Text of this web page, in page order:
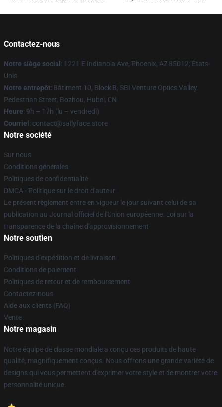
Contactez-nous
Notre siège social : 1221 E Indianola Ave, Phoenix, AZ 85012, États-
Unis
Notre entrepôt: Bâtiment 10, Block B, SBI Venture Optics Valley
Pedestrian Street, Bozhou, Hubei, CN
Heure: 9h – 17h (lu – vendredi)
Courriel : contact@sallyface.store
Notre société
Sur nous
Conditions générales
Politiques de confidentialité
DMCA - Politique sur le droit d'auteur
Le présent règlement entre en vigueur le jour suivant celui de sa
publication au Journal officiel de l'Union européenne. Loi sur la
transparence de la chaîne d'approvisionnement
Notre soutien
Politiques d'expédition et de livraison
Conditions de paiement
Politiques de retour et de remboursement
Contactez-nous
Aide aux clients (FAQ)
Vente
Notre magasin
Notre équipe de classe mondiale a conçu ces produits de haute
qualité, magnifiquement conçus. Nous offrons une grande variété de
designs qui vous permettent d'exprimer votre style et de montrer votre
personnalité unique.